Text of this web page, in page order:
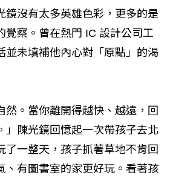
鏡沒有太多英雄色彩，更多的是
覺察。曾在熱門 IC 設計公司工
並未填補他內心對「原點」的渴
然。當你離開得越快、越遠，回
」陳光鏡回憶起一次帶孩子去北
了一整天，孩子抓著草地不肯回
、有圖書室的家更好玩。看著孩